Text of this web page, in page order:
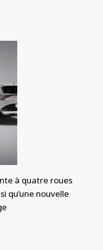
à quatre roues
qu’une nouvelle